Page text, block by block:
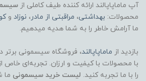
آپ ماماپاپالند ارائه کننده طیف کاملی از
محصولات: بهداشتی، مراقبتی از مادر، نوزاد و
ما آرامش خاطر را به شما هدیه میدهیم.
بازدید از ماماپاپالند، فروشگاه سیسمونی برتر
با محصولات با کیفیت و ارزان. تجربه‌ای خاص
را با ما تجربه کنید. لیست خرید سیسمونی ما